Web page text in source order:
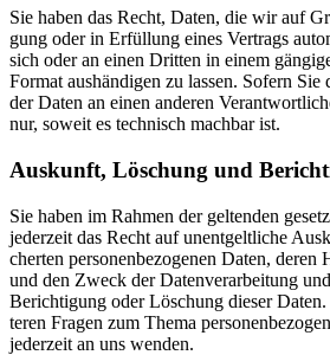
Sie haben das Recht, Daten, die wir auf
gung oder in Erfül­lung eines Ver­trags
sich oder an einen Dritten in einem
Format aus­hän­digen zu lassen. Sofern
der Daten an einen anderen
nur, soweit es tech­nisch machbar ist.
Aus­kunft, Löschung und
Sie haben im Rahmen der gel­tenden
jeder­zeit das Recht auf unent­gelt­liche
cherten per­so­nen­be­zo­genen Daten,
und den Zweck der Daten­ver­ar­bei­tung
Berich­ti­gung oder Löschung dieser
teren Fragen zum Thema
jeder­zeit an uns wenden.